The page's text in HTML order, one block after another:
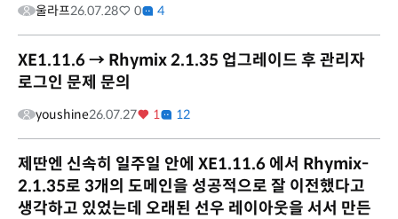
울라프26.07.28 0 4
XE1.11.6 → Rhymix 2.1.35 업그레이드 후 관리자
로그인 문제 문의
youshine26.07.27 1 12
제딴엔 신속히 일주일 안에 XE1.11.6 에서 Rhymix-
2.1.35로 3개의 도메인을 성공적으로 잘 이전했다고
생각하고 있었는데 오래된 선우 레이아웃을 서서 만든